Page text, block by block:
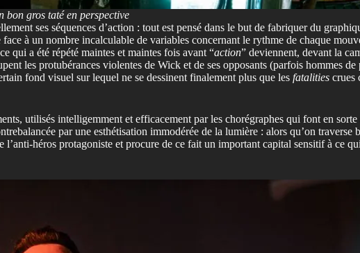
bon gros taté en perspective
ses séquences d’action : tout est pensé dans le but de fabriquer du
à un nombre incalculable de variables concernant le rythme de chaque
qui a été répété maintes et maintes fois avant “action” deviennent, devant la
les protubérances violentes de Wick et de ses opposants (parfois hommes
fond visuel sur lequel ne se dessinent finalement plus que les fatalities crues
utilisés intelligemment et efficacement par les chorégraphes qui font en
par une esthétisation immodérée de la lumière : alors qu’on traverse
héros protagoniste et procure de ce fait un important capital sensitif à ce